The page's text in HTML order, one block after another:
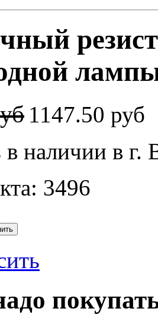
1147.50 руб
в наличии в г.
3496